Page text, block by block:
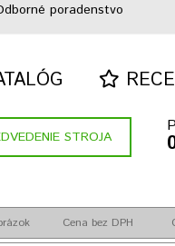
poradenstvo
STROJA
Cena bez DPH